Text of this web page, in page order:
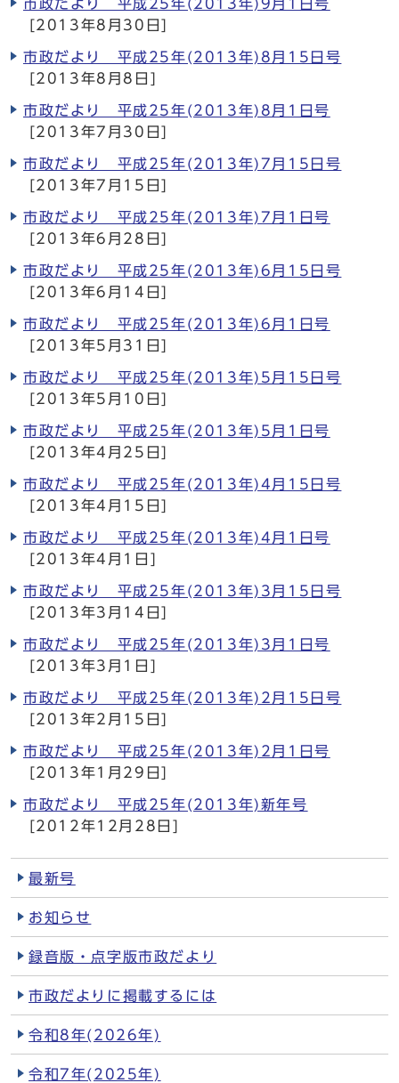
市政だより 平成25年(2013年)9月1日号
[2013年8月30日]
市政だより 平成25年(2013年)8月15日号
[2013年8月8日]
市政だより 平成25年(2013年)8月1日号
[2013年7月30日]
市政だより 平成25年(2013年)7月15日号
[2013年7月15日]
市政だより 平成25年(2013年)7月1日号
[2013年6月28日]
市政だより 平成25年(2013年)6月15日号
[2013年6月14日]
市政だより 平成25年(2013年)6月1日号
[2013年5月31日]
市政だより 平成25年(2013年)5月15日号
[2013年5月10日]
市政だより 平成25年(2013年)5月1日号
[2013年4月25日]
市政だより 平成25年(2013年)4月15日号
[2013年4月15日]
市政だより 平成25年(2013年)4月1日号
[2013年4月1日]
市政だより 平成25年(2013年)3月15日号
[2013年3月14日]
市政だより 平成25年(2013年)3月1日号
[2013年3月1日]
市政だより 平成25年(2013年)2月15日号
[2013年2月15日]
市政だより 平成25年(2013年)2月1日号
[2013年1月29日]
市政だより 平成25年(2013年)新年号
[2012年12月28日]
最新号
お知らせ
録音版・点字版市政だより
市政だよりに掲載するには
令和8年(2026年)
令和7年(2025年)